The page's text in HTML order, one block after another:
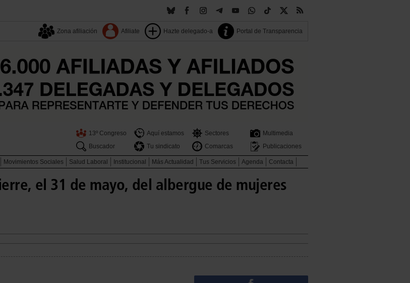
Zona afiliación Afiliate Hazte delegado-a Portal de Transparencia
13º Congreso Aquí estamos Sectores
Multimedia
Buscador
Tu sindicato Comarcas Publicaciones
Movimientos Sociales Salud Laboral Institucional Más Actualidad Tus Servicios Agenda Contacta
el 31 de mayo, del albergue de mujeres